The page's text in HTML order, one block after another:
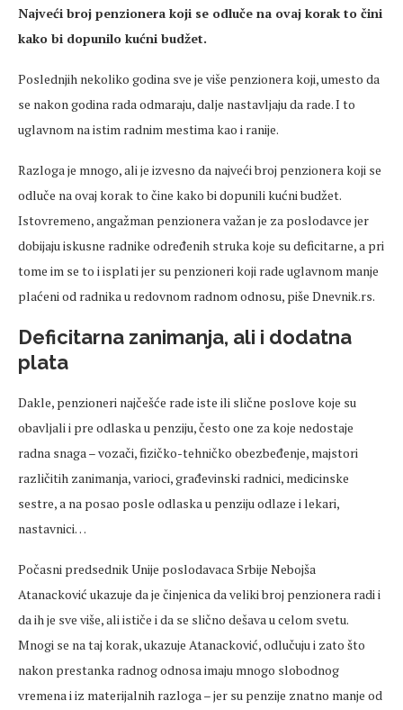
Najveći broj penzionera koji se odluče na ovaj korak to čini
kako bi dopunilo kućni budžet.
Poslednjih nekoliko godina sve je više penzionera koji, umesto da
se nakon godina rada odmaraju, dalje nastavljaju da rade. I to
uglavnom na istim radnim mestima kao i ranije.
Razloga je mnogo, ali je izvesno da najveći broj penzionera koji se
odluče na ovaj korak to čine kako bi dopunili kućni budžet.
Istovremeno, angažman penzionera važan je za poslodavce jer
dobijaju iskusne radnike određenih struka koje su deficitarne, a pri
tome im se to i isplati jer su penzioneri koji rade uglavnom manje
plaćeni od radnika u redovnom radnom odnosu, piše Dnevnik.rs.
Deficitarna zanimanja, ali i dodatna
plata
Dakle, penzioneri najčešće rade iste ili slične poslove koje su
obavljali i pre odlaska u penziju, često one za koje nedostaje
radna snaga – vozači, fizičko-tehničko obezbeđenje, majstori
različitih zanimanja, varioci, građevinski radnici, medicinske
sestre, a na posao posle odlaska u penziju odlaze i lekari,
nastavnici…
Počasni predsednik Unije poslodavaca Srbije Nebojša
Atanacković ukazuje da je činjenica da veliki broj penzionera radi i
da ih je sve više, ali ističe i da se slično dešava u celom svetu.
Mnogi se na taj korak, ukazuje Atanacković, odlučuju i zato što
nakon prestanka radnog odnosa imaju mnogo slobodnog
vremena i iz materijalnih razloga – jer su penzije znatno manje od